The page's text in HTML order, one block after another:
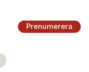
Prenumerera